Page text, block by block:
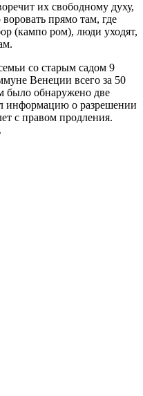
их свободному духу,
прямо там, где
(кампо ром), люди уходят,
со старым садом 9
Венеции всего за 50
было обнаружено две
информацию о разрешении
с правом продления.